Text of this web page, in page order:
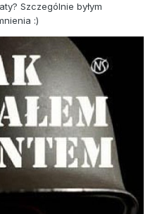
Szczególnie byłym
:)